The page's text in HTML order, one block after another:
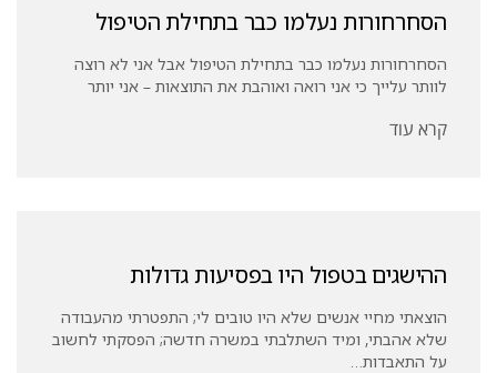
הסחרחורות נעלמו כבר בתחילת הטיפול
הסחרחורות נעלמו כבר בתחילת הטיפול אבל אני לא רוצה
לוותר עלייך כי אני רואה ואוהבת את התוצאות – אני יותר
קרא עוד
ההישגים בטפול היו בפסיעות גדולות
הוצאתי מחיי אנשים שלא היו טובים לי; התפטרתי מהעבודה
שלא אהבתי, ומיד השתלבתי במשרה חדשה; הפסקתי לחשוב
על התאבדות…